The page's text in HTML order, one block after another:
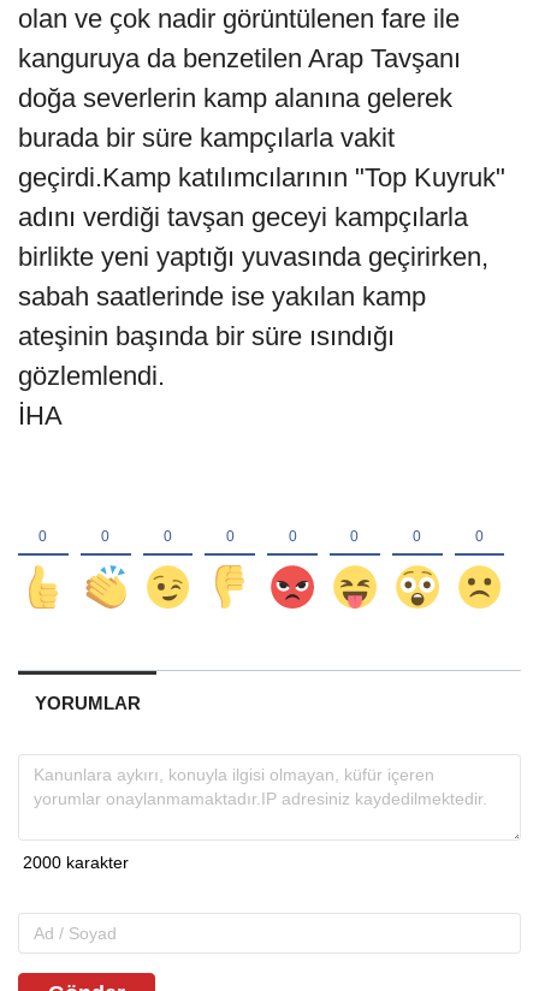
olan ve çok nadir görüntülenen fare ile
kanguruya da benzetilen Arap Tavşanı
doğa severlerin kamp alanına gelerek
burada bir süre kampçılarla vakit
geçirdi.Kamp katılımcılarının "Top Kuyruk"
adını verdiği tavşan geceyi kampçılarla
birlikte yeni yaptığı yuvasında geçirirken,
sabah saatlerinde ise yakılan kamp
ateşinin başında bir süre ısındığı
gözlemlendi.
İHA
YORUMLAR